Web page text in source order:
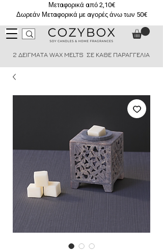
Μεταφορικά από 2,10€
Δωρεάν Μεταφορικά με αγορές άνω των 50€
2 ΔΕΙΓΜΑΤΑ WAX MELTS ΣΕ ΚΑΘΕ ΠΑΡΑΓΓΕΛΙΑ